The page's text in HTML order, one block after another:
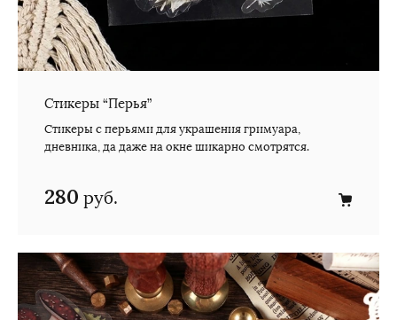
Стикеры “Перья”
Стикеры с перьями для украшения гримуара,
дневника, да даже на окне шикарно смотрятся.
280 руб.